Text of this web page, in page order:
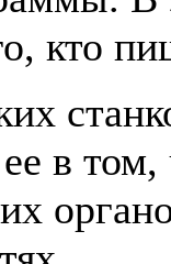
кто
в